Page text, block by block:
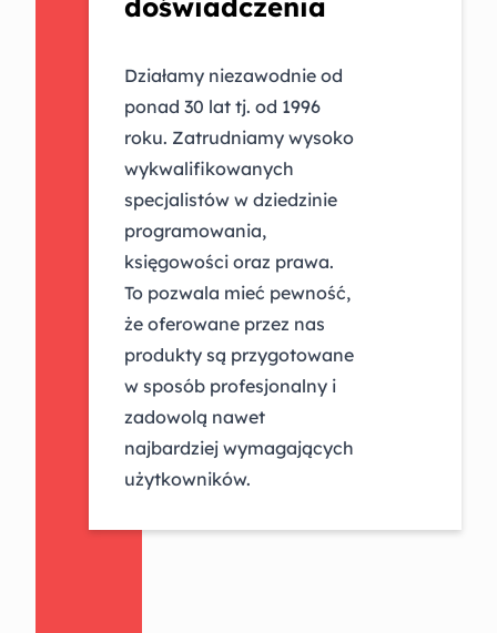
doświadczenia
Działamy niezawodnie od
ponad 30 lat tj. od 1996
roku. Zatrudniamy wysoko
wykwalifikowanych
specjalistów w dziedzinie
programowania,
księgowości oraz prawa.
To pozwala mieć pewność,
że oferowane przez nas
produkty są przygotowane
w sposób profesjonalny i
zadowolą nawet
najbardziej wymagających
użytkowników.